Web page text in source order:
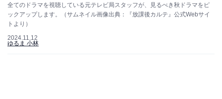
全てのドラマを視聴している元テレビ局スタッフが、見るべき秋ドラマをピ
ックアップします。（サムネイル画像出典：『放課後カルテ』公式Webサイ
トより）
2024.11.12
ゆるま 小林